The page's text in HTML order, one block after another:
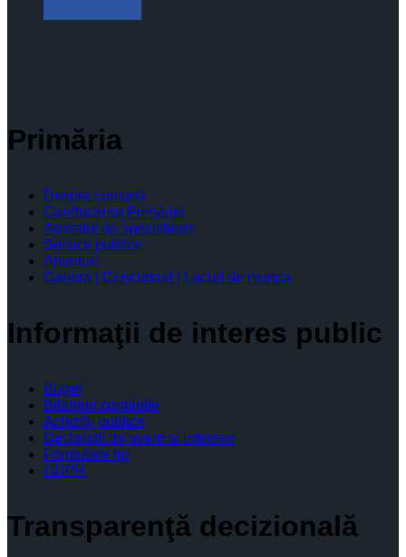
Primăria
Despre comună
Conducerea Primăriei
Aparatul de specialitate
Servicii publice
Anunturi
Cariera | Concursuri | Locuri de munca
Informaţii de interes public
Buget
Bilanţuri contabile
Achiziţii publice
Declaratii de avere si interese
Formulare tip
GDPR
Transparenţă decizională